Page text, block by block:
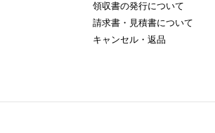
領収書の発行について
請求書・見積書について
キャンセル・返品